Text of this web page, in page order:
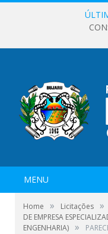
MENU
Home » Licitações »
DE EMPRESA
ENGENHARIA) »